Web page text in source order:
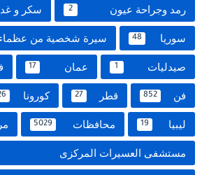
رمد وجراحة عيون 2 سكر و
سوريا 48 سيرة شخصية من عظماء
صيدليات 1 عمان 17
فن 852 قطر 27 كورونا
ليبيا 19 محافظات 5029
مستشفى العسيرات المركزى